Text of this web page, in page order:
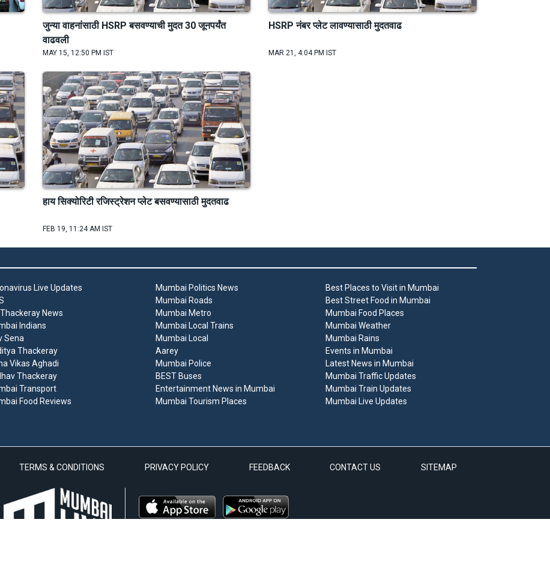
जुन्या वाहनांसाठी HSRP बसवण्याची मुदत 30 जूनपर्यंत
वाढवली
MAY 15, 12:50 PM IST
HSRP नंबर प्लेट लावण्यासाठी मुदतवाढ
MAR 21, 4:04 PM IST
हाय सिक्योरिटी रजिस्ट्रेशन प्लेट बसवण्यासाठी मुदतवाढ
FEB 19, 11:24 AM IST
Live Updates
Thackeray News
Indians
Sena
Thackeray
Vikas Aghadi
Thackeray
Transport
Food Reviews
Mumbai Politics News
Mumbai Roads
Mumbai Metro
Mumbai Local Trains
Mumbai Local
Aarey
Mumbai Police
BEST Buses
Entertainment News in Mumbai
Mumbai Tourism Places
Best Places to Visit in Mumbai
Best Street Food in Mumbai
Mumbai Food Places
Mumbai Weather
Mumbai Rains
Events in Mumbai
Latest News in Mumbai
Mumbai Traffic Updates
Mumbai Train Updates
Mumbai Live Updates
TERMS & CONDITIONS PRIVACY POLICY FEEDBACK CONTACT US SITEMAP